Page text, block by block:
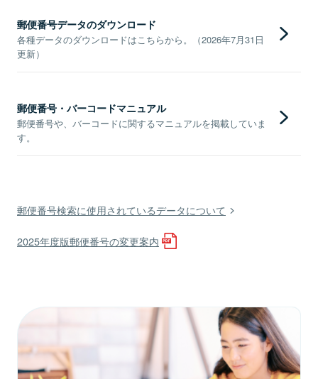
郵便番号データのダウンロード
各種データのダウンロードはこちらから。（2026年7月31日
更新）
郵便番号・バーコードマニュアル
郵便番号や、バーコードに関するマニュアルを掲載していま
す。
郵便番号検索に使用されているデータについて
2025年度版郵便番号の変更案内